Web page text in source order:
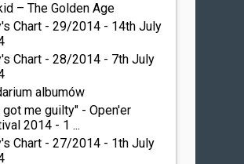
– The Golden Age
Chart - 29/2014 - 14th July
Chart - 28/2014 - 7th July
albumów
got me guilty" - Open'er
2014 - 1 ...
Chart - 27/2014 - 1th July